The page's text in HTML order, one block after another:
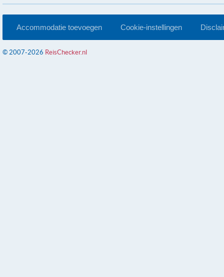
Accommodatie toevoegen Cookie-instellingen
© 2007-2026 ReisChecker.nl